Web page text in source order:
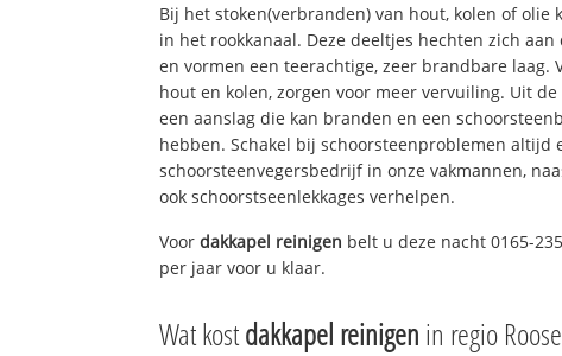
Bij het stoken(verbranden) van hout, kolen of olie
in het rookkanaal. Deze deeltjes hechten zich
en vormen een teerachtige, zeer brandbare laag.
hout en kolen, zorgen voor meer vervuiling. Uit
een aanslag die kan branden en een
hebben. Schakel bij schoorsteenproblemen altijd
schoorsteenvegersbedrijf in onze vakmannen,
ook schoorstseenlekkages verhelpen.
Voordakkapel reinigen belt u deze nacht 0165-
per jaar voor u klaar.
Wat kostdakkapel reinigen in regio